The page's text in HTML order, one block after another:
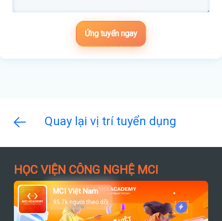
Ứng tuyển ngay
Quay lại vị trí tuyển dụng
HỌC VIỆN CÔNG NGHỆ MCI
MCI Việt Nam
95.7k người theo dõi